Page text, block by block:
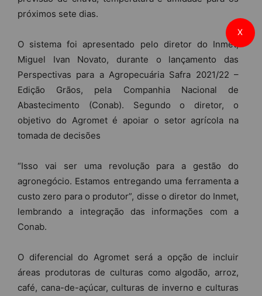
próximos sete dias.
O sistema foi apresentado pelo diretor do Inmet,
Miguel Ivan Novato, durante o lançamento das
Perspectivas para a Agropecuária Safra 2021/22 –
Edição Grãos, pela Companhia Nacional de
Abastecimento (Conab). Segundo o diretor, o
objetivo do Agromet é apoiar o setor agrícola na
tomada de decisões
“Isso vai ser uma revolução para a gestão do
agronegócio. Estamos entregando uma ferramenta a
custo zero para o produtor”, disse o diretor do Inmet,
lembrando a integração das informações com a
Conab.
O diferencial do Agromet será a opção de incluir
áreas produtoras de culturas como algodão, arroz,
café, cana-de-açúcar, culturas de inverno e culturas
X